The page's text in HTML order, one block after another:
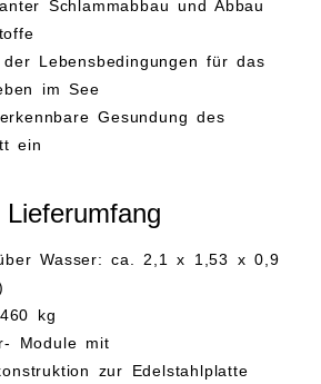
Schlammabbau und Abbau
der Lebensbedingungen für das
im See
Gesundung des
ein
Wasser: ca. 2,1 x 1,53 x 0,9
kg
Module mit
zur Edelstahlplatte